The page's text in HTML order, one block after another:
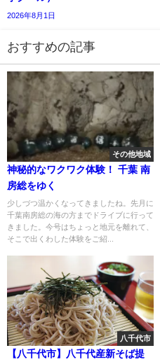
2026年8月1日
おすすめの記事
その他地域
神秘的なワクワク体験！ 千葉 南
房総をゆく
少しづつ温かくなってきましたね。先月に
千葉南房総の海の方までドライブに行って
きました。今号はちょっと地元を離れて、
そこで出くわした体験をご紹...
八千代市
【八千代市】八千代産新そば提